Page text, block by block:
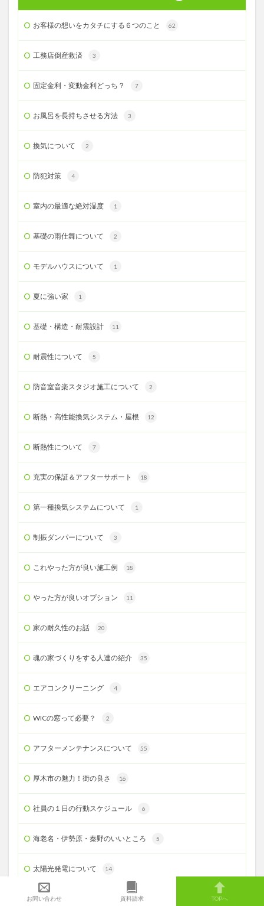
お客様の想いをカタチにする６つのこと 62
工務店倒産救済 3
固定金利・変動金利どっち？ 7
お風呂を長持ちさせる方法 3
換気について 2
防犯対策 4
室内の最適な絶対湿度 1
基礎の雨仕舞について 2
モデルハウスについて 1
夏に強い家 1
基礎・構造・耐震設計 11
耐震性について 5
防音室音楽スタジオ施工について 2
断熱・高性能換気システム・屋根 12
断熱性について 7
充実の保証＆アフターサポート 18
第一種換気システムについて 1
制振ダンパーについて 3
これやった方が良い施工例 18
やった方が良いオプション 11
家の耐久性のお話 20
魂の家づくりをする人達の紹介 35
エアコンクリーニング 4
WICの窓って必要？ 2
アフターメンテナンスについて 55
厚木市の魅力！街の良さ 16
社員の１日の行動スケジュール 6
海老名・伊勢原・秦野のいいところ 5
太陽光発電について 14
リフォーム事例
お問い合わせ 資料請求 TOPへ